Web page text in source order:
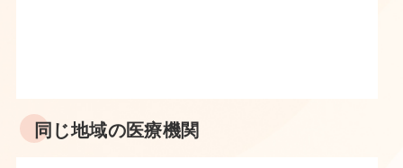
同じ地域の医療機関